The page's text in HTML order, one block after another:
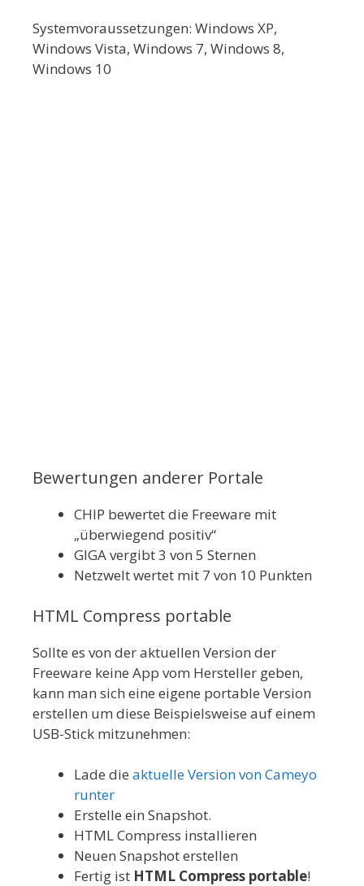
Systemvoraussetzungen: Windows XP,
Windows Vista, Windows 7, Windows 8,
Windows 10
Bewertungen anderer Portale
CHIP bewertet die Freeware mit
„überwiegend positiv“
GIGA vergibt 3 von 5 Sternen
Netzwelt wertet mit 7 von 10 Punkten
HTML Compress portable
Sollte es von der aktuellen Version der
Freeware keine App vom Hersteller geben,
kann man sich eine eigene portable Version
erstellen um diese Beispielsweise auf einem
USB-Stick mitzunehmen:
Lade die aktuelle Version von Cameyo
runter
Erstelle ein Snapshot.
HTML Compress installieren
Neuen Snapshot erstellen
Fertig ist HTML Compress portable!